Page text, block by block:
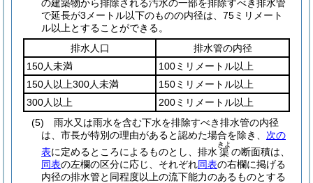
の建築物から排除される汚水の一部を排除すべき排水管
で延長が3メートル以下のものの内径は、75ミリメート
ル以上とすることができる。
排水人口
排水管の内径
150人未満
100ミリメートル以上
150人以上300人未満
150ミリメートル以上
300人以上
200ミリメートル以上
(5)
雨水又は雨水を含む下水を排除すべき排水管の内径
は、市長が特別の理由があると認めた場合を除き、 次の
表に定めるところによるものとし、排水 渠
きよ
の断面積は、
同表の左欄の区分に応じ、それぞれ同表の右欄に掲げる
内径の排水管と同程度以上の流下能力のあるものとする